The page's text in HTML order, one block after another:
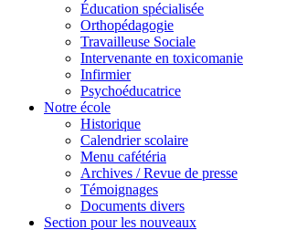
Éducation spécialisée
Orthopédagogie
Travailleuse Sociale
Intervenante en toxicomanie
Infirmier
Psychoéducatrice
Notre école
Historique
Calendrier scolaire
Menu cafétéria
Archives / Revue de presse
Témoignages
Documents divers
Section pour les nouveaux